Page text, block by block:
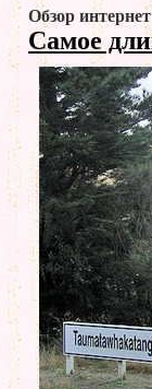
Обзор интернет
Самое